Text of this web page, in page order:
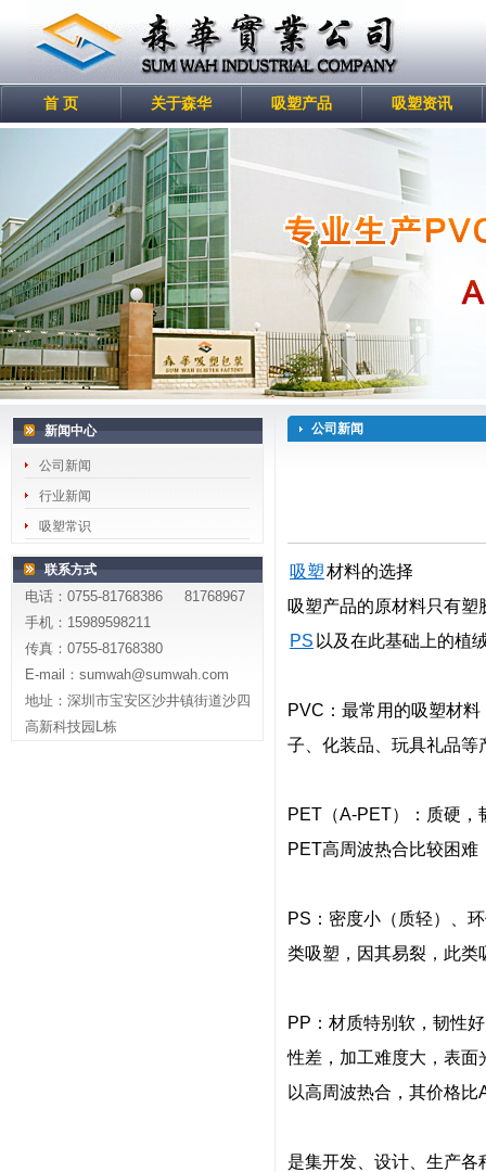
首 页 关于森华 吸塑产品 吸塑资讯
新闻中心
公司新闻
行业新闻
吸塑常识
联系方式
电话：0755-81768386 81768967
手机：15989598211
传真：0755-81768380
E-mail：sumwah@sumwah.com
地址：深圳市宝安区沙井镇街道沙四
高新科技园L栋
公司新闻
吸塑材料的选择
吸塑产品的原材料只有
PS 以及在此基础上的植
PVC：最常用的吸塑材
子、化装品、玩具礼品等
PET（A-PET）：质硬，
PET高周波热合比较困
PS：密度小（质轻）、
类吸塑，因其易裂，此类
PP：材质特别软，韧性
性差，加工难度大，表面
以高周波热合，其价格
是集开发、设计、生产各